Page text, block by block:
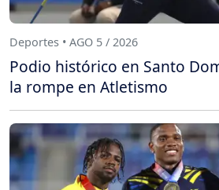
Deportes • AGO 5 / 2026
Podio histórico en Santo
la rompe en Atletismo